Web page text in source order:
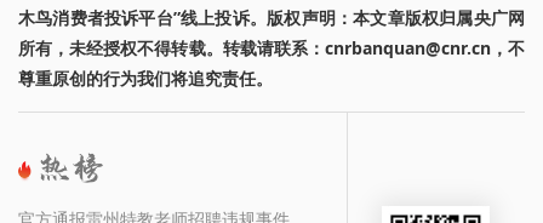
木鸟消费者投诉平台”线上投诉。版权声明：本文章版权归属央广网
所有，未经授权不得转载。转载请联系：cnrbanquan@cnr.cn，不
尊重原创的行为我们将追究责任。